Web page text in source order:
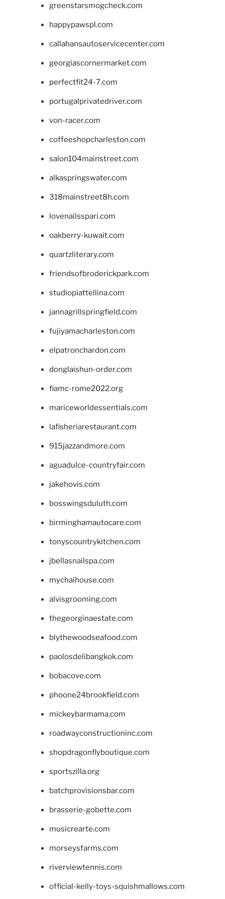
greenstarsmogcheck.com
happypawspl.com
callahansautoservicecenter.com
georgiascornermarket.com
perfectfit24-7.com
portugalprivatedriver.com
von-racer.com
coffeeshopcharleston.com
salon104mainstreet.com
alkaspringswater.com
318mainstreet8h.com
lovenailsspari.com
oakberry-kuwait.com
quartzliterary.com
friendsofbroderickpark.com
studiopiattellina.com
jannagrillspringfield.com
fujiyamacharleston.com
elpatronchardon.com
donglaishun-order.com
fiamc-rome2022.org
mariceworldessentials.com
lafisheriarestaurant.com
915jazzandmore.com
aguadulce-countryfair.com
jakehovis.com
bosswingsduluth.com
birminghamautocare.com
tonyscountrykitchen.com
jbellasnailspa.com
mychaihouse.com
alvisgrooming.com
thegeorginaestate.com
blythewoodseafood.com
paolosdelibangkok.com
bobacove.com
phoone24brookfield.com
mickeybarmama.com
roadwayconstructioninc.com
shopdragonflyboutique.com
sportszilla.org
batchprovisionsbar.com
brasserie-gobette.com
musicrearte.com
morseysfarms.com
riverviewtennis.com
official-kelly-toys-squishmallows.com